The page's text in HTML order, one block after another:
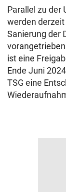
Parallel zu der
werden
Sanierung der
ist eine
Ende Juni
TSG eine